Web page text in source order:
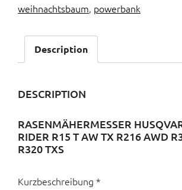
weihnachtsbaum, powerbank
Description
DESCRIPTION
RASENMÄHERMESSER
RIDER R15 T AW TX R216 AWD
R320 TXS
Kurzbeschreibung *